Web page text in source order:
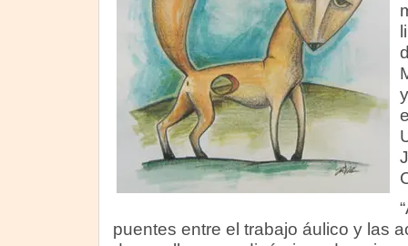
puentes entre el trabajo áulico y las